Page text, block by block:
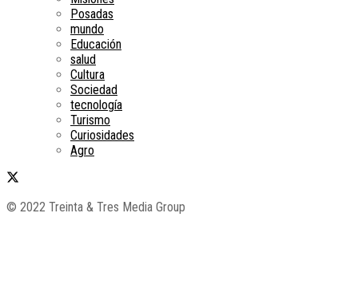
Posadas
mundo
Educación
salud
Cultura
Sociedad
tecnología
Turismo
Curiosidades
Agro
© 2022 Treinta & Tres Media Group